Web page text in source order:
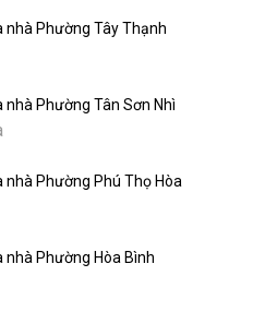
nhà Phường Tây Thạnh
nhà Phường Tân Sơn Nhì
nhà Phường Phú Thọ Hòa
nhà Phường Hòa Bình